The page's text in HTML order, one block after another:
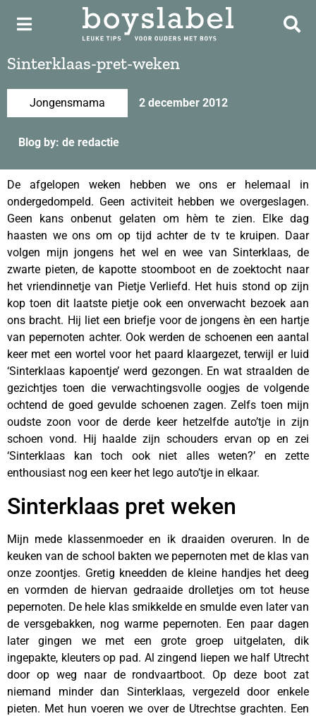
Sinterklaas-pret-weken
Jongensmama 2 december 2012
Blog by: de redactie
De afgelopen weken hebben we ons er helemaal in
ondergedompeld. Geen activiteit hebben we overgeslagen.
Geen kans onbenut gelaten om hèm te zien. Elke dag
haasten we ons om op tijd achter de tv te kruipen. Daar
volgen mijn jongens het wel en wee van Sinterklaas, de
zwarte pieten, de kapotte stoomboot en de zoektocht naar
het vriendinnetje van Pietje Verliefd. Het huis stond op zijn
kop toen dit laatste pietje ook een onverwacht bezoek aan
ons bracht. Hij liet een briefje voor de jongens èn een hartje
van pepernoten achter. Ook werden de schoenen een aantal
keer met een wortel voor het paard klaargezet, terwijl er luid
‘Sinterklaas kapoentje’ werd gezongen. En wat straalden de
gezichtjes toen die verwachtingsvolle oogjes de volgende
ochtend de goed gevulde schoenen zagen. Zelfs toen mijn
oudste zoon voor de derde keer hetzelfde auto’tje in zijn
schoen vond. Hij haalde zijn schouders ervan op en zei
‘Sinterklaas kan toch ook niet alles weten?’ en zette
enthousiast nog een keer het lego auto’tje in elkaar.
Sinterklaas pret weken
Mijn mede klassenmoeder en ik draaiden overuren. In de
keuken van de school bakten we pepernoten met de klas van
onze zoontjes. Gretig kneedden de kleine handjes het deeg
en vormden de hiervan gedraaide drolletjes om tot heuse
pepernoten. De hele klas smikkelde en smulde even later van
de versgebakken, nog warme pepernoten. Een paar dagen
later gingen we met een grote groep uitgelaten, dik
ingepakte, kleuters op pad. Al zingend liepen we half Utrecht
door op weg naar de rondvaartboot. Op deze boot zat
niemand minder dan Sinterklaas, vergezeld door enkele
pieten. Met hun voeren we over de Utrechtse grachten. Een